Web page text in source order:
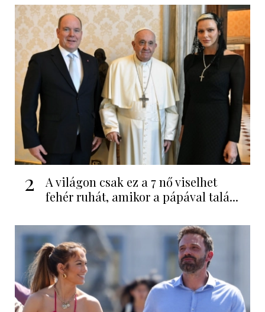
2
A világon csak ez a 7 nő viselhet
fehér ruhát, amikor a pápával talá...